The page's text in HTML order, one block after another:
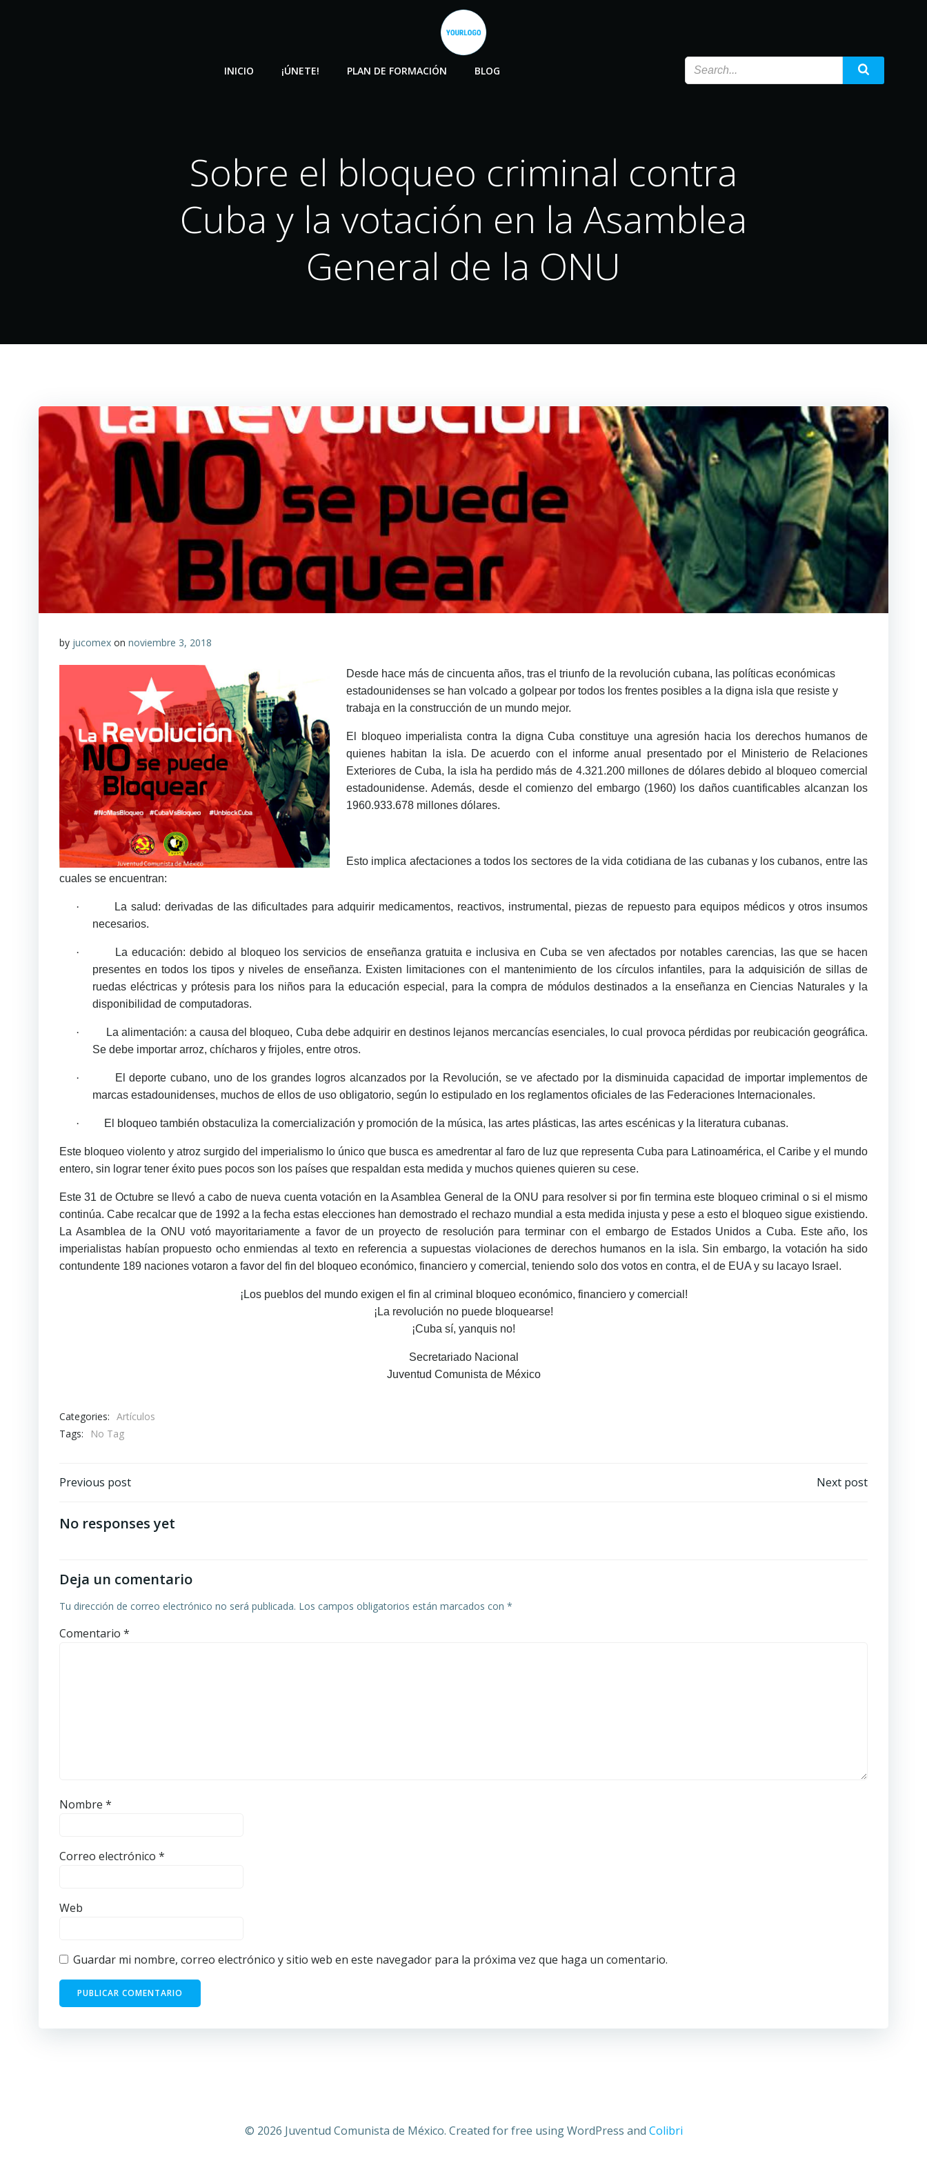
INICIO ¡ÚNETE! PLAN DE FORMACIÓN BLOG
Sobre el bloqueo criminal contra
Cuba y la votación en la Asamblea
General de la ONU
by jucomex on noviembre 3, 2018
Desde hace más de cincuenta años, tras el triunfo de la revolución cubana, las políticas económicas
estadounidenses se han volcado a golpear por todos los frentes posibles a la digna isla que resiste y
trabaja en la construcción de un mundo mejor.
El bloqueo imperialista contra la digna Cuba constituye una agresión hacia los derechos humanos de
quienes habitan la isla. De acuerdo con el informe anual presentado por el Ministerio de Relaciones
Exteriores de Cuba, la isla ha perdido más de 4.321.200 millones de dólares debido al bloqueo comercial
estadounidense. Además, desde el comienzo del embargo (1960) los daños cuantificables alcanzan los
1960.933.678 millones dólares.
Esto implica afectaciones a todos los sectores de la vida cotidiana de las cubanas y los cubanos, entre las
cuales se encuentran:
·
La salud: derivadas de las dificultades para adquirir medicamentos, reactivos, instrumental, piezas de repuesto para equipos médicos y otros insumos
necesarios.
·
La educación: debido al bloqueo los servicios de enseñanza gratuita e inclusiva en Cuba se ven afectados por notables carencias, las que se hacen
presentes en todos los tipos y niveles de enseñanza. Existen limitaciones con el mantenimiento de los círculos infantiles, para la adquisición de sillas de
ruedas eléctricas y prótesis para los niños para la educación especial, para la compra de módulos destinados a la enseñanza en Ciencias Naturales y la
disponibilidad de computadoras.
·
La alimentación: a causa del bloqueo, Cuba debe adquirir en destinos lejanos mercancías esenciales, lo cual provoca pérdidas por reubicación geográfica.
Se debe importar arroz, chícharos y frijoles, entre otros.
·
El deporte cubano, uno de los grandes logros alcanzados por la Revolución, se ve afectado por la disminuida capacidad de importar implementos de
marcas estadounidenses, muchos de ellos de uso obligatorio, según lo estipulado en los reglamentos oficiales de las Federaciones Internacionales.
· El bloqueo también obstaculiza la comercialización y promoción de la música, las artes plásticas, las artes escénicas y la literatura cubanas.
Este bloqueo violento y atroz surgido del imperialismo lo único que busca es amedrentar al faro de luz que representa Cuba para Latinoamérica, el Caribe y el mundo
entero, sin lograr tener éxito pues pocos son los países que respaldan esta medida y muchos quienes quieren su cese.
Este 31 de Octubre se llevó a cabo de nueva cuenta votación en la Asamblea General de la ONU para resolver si por fin termina este bloqueo criminal o si el mismo
continúa. Cabe recalcar que de 1992 a la fecha estas elecciones han demostrado el rechazo mundial a esta medida injusta y pese a esto el bloqueo sigue existiendo.
La Asamblea de la ONU votó mayoritariamente a favor de un proyecto de resolución para terminar con el embargo de Estados Unidos a Cuba. Este año, los
imperialistas habían propuesto ocho enmiendas al texto en referencia a supuestas violaciones de derechos humanos en la isla. Sin embargo, la votación ha sido
contundente 189 naciones votaron a favor del fin del bloqueo económico, financiero y comercial, teniendo solo dos votos en contra, el de EUA y su lacayo Israel.
¡Los pueblos del mundo exigen el fin al criminal bloqueo económico, financiero y comercial!
¡La revolución no puede bloquearse!
¡Cuba sí, yanquis no!
Secretariado Nacional
Juventud Comunista de México
Categories: Artículos
Tags:
No Tag
Navegación
de
Previous post Next post
No responses yet
Deja un comentario
Tu dirección de correo electrónico no será publicada. Los campos obligatorios están marcados con *
Comentario *
Nombre *
Correo electrónico *
Web
Guardar mi nombre, correo electrónico y sitio web en este navegador para la próxima vez que haga un comentario.
© 2026 Juventud Comunista de México. Created for free using WordPress and Colibri